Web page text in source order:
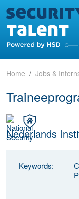
Home Jobs &
Nederlands
Keywords: